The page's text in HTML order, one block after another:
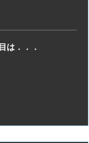
は．．．